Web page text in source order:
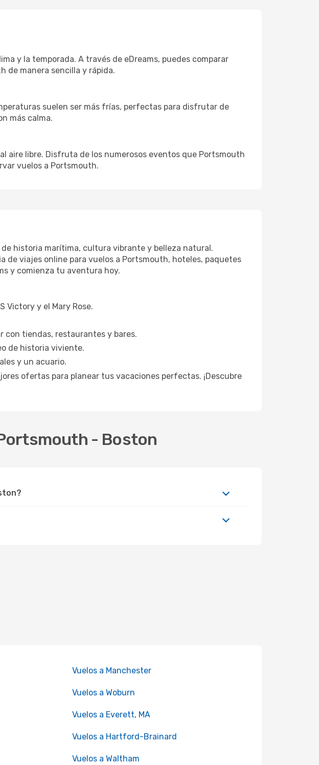
y la temporada. A través de eDreams, puedes comparar
de manera sencilla y rápida.
suelen ser más frías, perfectas para disfrutar de
más calma.
aire libre. Disfruta de los numerosos eventos que Portsmouth
vuelos a Portsmouth.
historia marítima, cultura vibrante y belleza natural.
de viajes online para vuelos a Portsmouth, hoteles, paquetes
y comienza tu aventura hoy.
Victory y el Mary Rose.
tiendas, restaurantes y bares.
de historia viviente.
y un acuario.
ofertas para planear tus vacaciones perfectas. ¡Descubre
- Boston
Vuelos a Manchester
Vuelos a Woburn
Vuelos a Everett, MA
Vuelos a Hartford-Brainard
Vuelos a Waltham